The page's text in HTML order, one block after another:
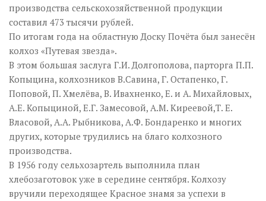
производства сельскохозяйственной продукции
составил 473 тысячи рублей.
По итогам года на областную Доску Почёта был занесён
колхоз «Путевая звезда».
В этом большая заслуга Г.И. Долгополова, парторга П.П.
Копыцина, колхозников В.Савина, Г. Остапенко, Г.
Поповой, П. Хмелёва, В. Ивахненко, Е. и А. Михайловых,
А.Е. Копыциной, Е.Г. Замесовой, А.М. Киреевой,Т. Е.
Власовой, А.А. Рыбникова, А.Ф. Бондаренко и многих
других, которые трудились на благо колхозного
производства.
В 1956 году сельхозартель выполнила план
хлебозаготовок уже в середине сентября. Колхозу
вручили переходящее Красное знамя за успехи в